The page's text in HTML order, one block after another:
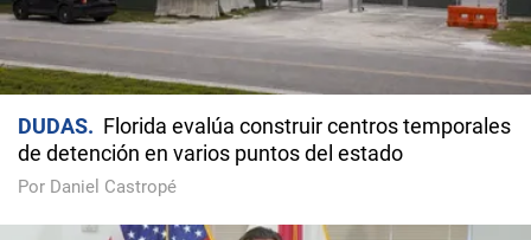
DUDAS
Florida evalúa construir centros temporales
de detención en varios puntos del estado
Por Daniel Castropé